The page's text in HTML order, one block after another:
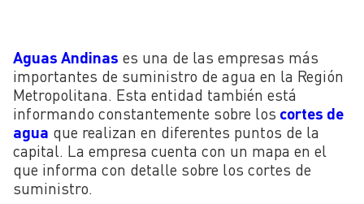
Aguas Andinas es una de las empresas más
importantes de suministro de agua en la Región
Metropolitana. Esta entidad también está
informando constantemente sobre los cortes de
agua que realizan en diferentes puntos de la
capital. La empresa cuenta con un mapa en el
que informa con detalle sobre los cortes de
suministro.